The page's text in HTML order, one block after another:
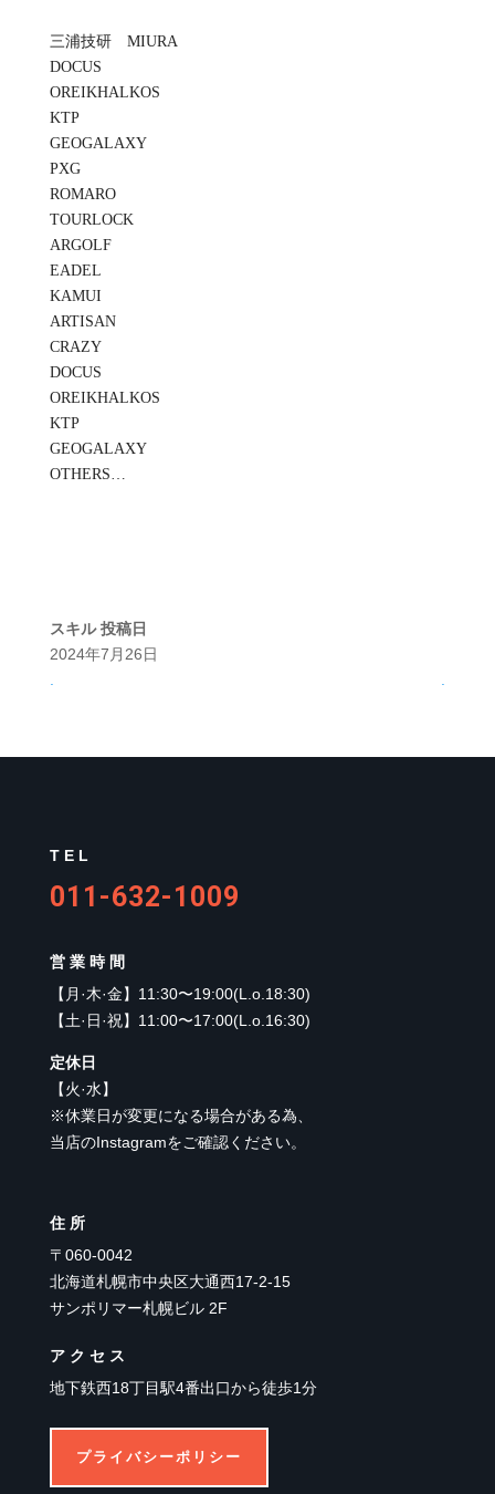
三浦技研 MIURA
DOCUS
OREIKHALKOS
KTP
GEOGALAXY
PXG
ROMARO
TOURLOCK
ARGOLF
EADEL
KAMUI
ARTISAN
CRAZY
DOCUS
OREIKHALKOS
KTP
GEOGALAXY
OTHERS…
スキル 投稿日
2024年7月26日
TEL
011-632-1009
営業時間
【 月·木·金】 11:30〜19:00(L.o.18:30)
【土·日·祝】 11:00〜17:00(L.o.16:30)
定休日
【火·水】
※休業日が変更になる場合がある為、
当店のInstagramをご確認ください。
住所
〒060-0042
北海道札幌市中央区大通西17-2-15
サンポリマー札幌ビル 2F
アクセス
地下鉄西18丁目駅4番出口から徒歩1分
プライバシーポリシー